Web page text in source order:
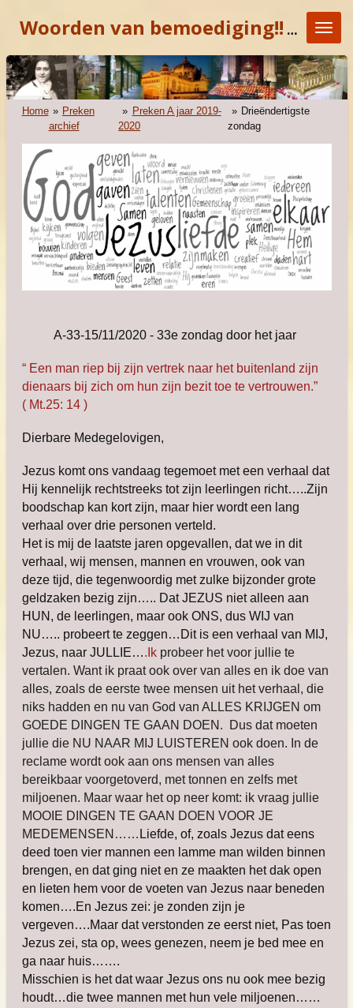
direct
de
hoofdinhoud
Woorden van bemoediging!!"KOM
Home » Preken
archief
» Preken A jaar 2019-
2020
» Drieëndertigste
zondag
A-33-15/11/2020 - 33e zondag door het jaar
“ Een man riep bij zijn vertrek naar het buitenland zijn
dienaars bij zich om hun zijn bezit toe te vertrouwen.”
( Mt.25: 14 )
Dierbare Medegelovigen,
Jezus komt ons vandaag tegemoet met een verhaal dat
Hij kennelijk rechtstreeks tot zijn leerlingen richt…..Zijn
boodschap kan kort zijn, maar hier wordt een lang
verhaal over drie personen verteld.
Het is mij de laatste jaren opgevallen, dat we in dit
verhaal, wij mensen, mannen en vrouwen, ook van
deze tijd, die tegenwoordig met zulke bijzonder grote
geldzaken bezig zijn….. Dat JEZUS niet alleen aan
HUN, de leerlingen, maar ook ONS, dus WIJ van
NU….. probeert te zeggen…Dit is een verhaal van MIJ,
Jezus, naar JULLIE….Ik probeer het voor jullie te
vertalen. Want ik praat ook over van alles en ik doe van
alles, zoals de eerste twee mensen uit het verhaal, die
niks hadden en nu van God van ALLES KRIJGEN om
GOEDE DINGEN TE GAAN DOEN. Dus dat moeten
jullie die NU NAAR MIJ LUISTEREN ook doen. In de
reclame wordt ook aan ons mensen van alles
bereikbaar voorgetoverd, met tonnen en zelfs met
miljoenen. Maar waar het op neer komt: ik vraag jullie
MOOIE DINGEN TE GAAN DOEN VOOR JE
MEDEMENSEN…… Liefde, of, zoals Jezus dat eens
deed toen vier mannen een lamme man wilden binnen
brengen, en dat ging niet en ze maakten het dak open
en lieten hem voor de voeten van Jezus naar beneden
komen….En Jezus zei: je zonden zijn je
vergeven….Maar dat verstonden ze eerst niet, Pas toen
Jezus zei, sta op, wees genezen, neem je bed mee en
ga naar huis…….
Misschien is het dat waar Jezus ons nu ook mee bezig
houdt…die twee mannen met hun vele miljoenen……